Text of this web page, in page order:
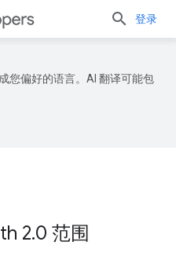
登录
您偏好的语言。AI 翻译可能包
2.0 范围